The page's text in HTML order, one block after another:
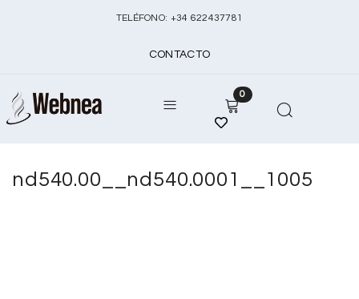
TELÉFONO: +34 622437781
CONTACTO
0
nd540.00__nd540.0001__1005